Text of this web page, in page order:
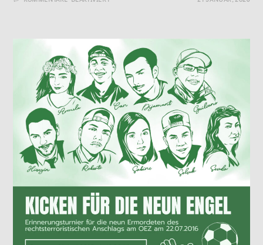
LISTENING
RIGHT
NOW?“
–
EINE
AUSSTELLUNG
IM
NS-
DOKUMENTATIONSZENTRUM